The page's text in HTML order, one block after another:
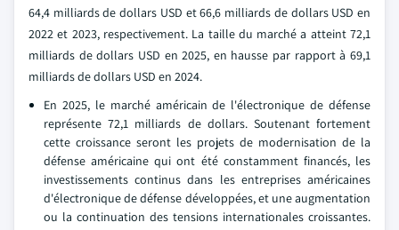
64,4 milliards de dollars USD et 66,6 milliards de dollars USD en
2022 et 2023, respectivement. La taille du marché a atteint 72,1
milliards de dollars USD en 2025, en hausse par rapport à 69,1
milliards de dollars USD en 2024.
En 2025, le marché américain de l'électronique de défense
représente 72,1 milliards de dollars. Soutenant fortement
cette croissance seront les projets de modernisation de la
défense américaine qui ont été constamment financés, les
investissements continus dans les entreprises américaines
d'électronique de défense développées, et une augmentation
ou la continuation des tensions internationales croissantes.